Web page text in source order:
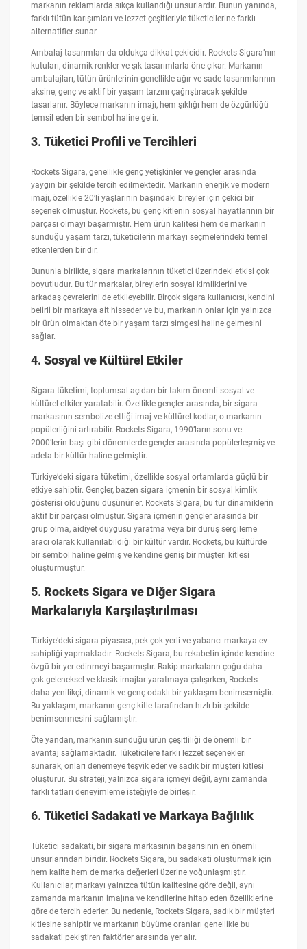
markanın reklamlarda sıkça kullandığı unsurlardır. Bunun yanında,
farklı tütün karışımları ve lezzet çeşitleriyle tüketicilerine farklı
alternatifler sunar.
Ambalaj tasarımları da oldukça dikkat çekicidir. Rockets Sigara’nın
kutuları, dinamik renkler ve şık tasarımlarla öne çıkar. Markanın
ambalajları, tütün ürünlerinin genellikle ağır ve sade tasarımlarının
aksine, genç ve aktif bir yaşam tarzını çağrıştıracak şekilde
tasarlanır. Böylece markanın imajı, hem şıklığı hem de özgürlüğü
temsil eden bir sembol haline gelir.
3. Tüketici Profili ve Tercihleri
Rockets Sigara, genellikle genç yetişkinler ve gençler arasında
yaygın bir şekilde tercih edilmektedir. Markanın enerjik ve modern
imajı, özellikle 20’li yaşlarının başındaki bireyler için çekici bir
seçenek olmuştur. Rockets, bu genç kitlenin sosyal hayatlarının bir
parçası olmayı başarmıştır. Hem ürün kalitesi hem de markanın
sunduğu yaşam tarzı, tüketicilerin markayı seçmelerindeki temel
etkenlerden biridir.
Bununla birlikte, sigara markalarının tüketici üzerindeki etkisi çok
boyutludur. Bu tür markalar, bireylerin sosyal kimliklerini ve
arkadaş çevrelerini de etkileyebilir. Birçok sigara kullanıcısı, kendini
belirli bir markaya ait hisseder ve bu, markanın onlar için yalnızca
bir ürün olmaktan öte bir yaşam tarzı simgesi haline gelmesini
sağlar.
4. Sosyal ve Kültürel Etkiler
Sigara tüketimi, toplumsal açıdan bir takım önemli sosyal ve
kültürel etkiler yaratabilir. Özellikle gençler arasında, bir sigara
markasının sembolize ettiği imaj ve kültürel kodlar, o markanın
popülerliğini artırabilir. Rockets Sigara, 1990’ların sonu ve
2000’lerin başı gibi dönemlerde gençler arasında popülerleşmiş ve
adeta bir kültür haline gelmiştir.
Türkiye’deki sigara tüketimi, özellikle sosyal ortamlarda güçlü bir
etkiye sahiptir. Gençler, bazen sigara içmenin bir sosyal kimlik
gösterisi olduğunu düşünürler. Rockets Sigara, bu tür dinamiklerin
aktif bir parçası olmuştur. Sigara içmenin gençler arasında bir
grup olma, aidiyet duygusu yaratma veya bir duruş sergileme
aracı olarak kullanılabildiği bir kültür vardır. Rockets, bu kültürde
bir sembol haline gelmiş ve kendine geniş bir müşteri kitlesi
oluşturmuştur.
5. Rockets Sigara ve Diğer Sigara
Markalarıyla Karşılaştırılması
Türkiye’deki sigara piyasası, pek çok yerli ve yabancı markaya ev
sahipliği yapmaktadır. Rockets Sigara, bu rekabetin içinde kendine
özgü bir yer edinmeyi başarmıştır. Rakip markaların çoğu daha
çok geleneksel ve klasik imajlar yaratmaya çalışırken, Rockets
daha yenilikçi, dinamik ve genç odaklı bir yaklaşım benimsemiştir.
Bu yaklaşım, markanın genç kitle tarafından hızlı bir şekilde
benimsenmesini sağlamıştır.
Öte yandan, markanın sunduğu ürün çeşitliliği de önemli bir
avantaj sağlamaktadır. Tüketicilere farklı lezzet seçenekleri
sunarak, onları denemeye teşvik eder ve sadık bir müşteri kitlesi
oluşturur. Bu strateji, yalnızca sigara içmeyi değil, aynı zamanda
farklı tatları deneyimleme isteğiyle de birleşir.
6. Tüketici Sadakati ve Markaya Bağlılık
Tüketici sadakati, bir sigara markasının başarısının en önemli
unsurlarından biridir. Rockets Sigara, bu sadakati oluşturmak için
hem kalite hem de marka değerleri üzerine yoğunlaşmıştır.
Kullanıcılar, markayı yalnızca tütün kalitesine göre değil, aynı
zamanda markanın imajına ve kendilerine hitap eden özelliklerine
göre de tercih ederler. Bu nedenle, Rockets Sigara, sadık bir müşteri
kitlesine sahiptir ve markanın büyüme oranları genellikle bu
sadakati pekiştiren faktörler arasında yer alır.